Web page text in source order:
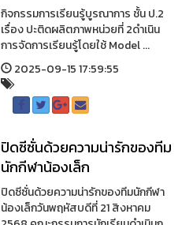
กิจกรรมการเรียนรู้บูรณาการ ชั้น ป.2
เรื่อง ปะติดผลิตภาพหน่วยที่ 2ดำเนิน
การจัดการเรียนรู้โดยใช้ Model ...
2025-09-15 17:59:55
ปิดซีซั่นด้วยความน่ารักของทีม
นักกีฬาน้องเล็ก
ปิดซีซั่นด้วยความน่ารักของทีมนักกีฬา
น้องเล็กวันพฤหัสบดีที่ 21 สิงหาคม